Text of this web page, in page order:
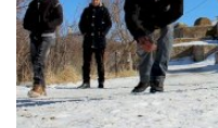
Bayburt
Haber